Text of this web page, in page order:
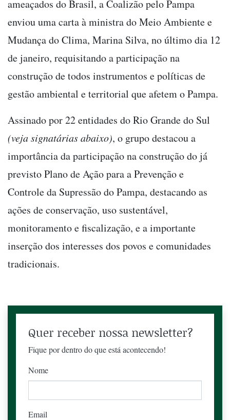
ameaçados do Brasil, a Coalizão pelo Pampa
enviou uma carta à ministra do Meio Ambiente e
Mudança do Clima, Marina Silva, no último dia 12
de janeiro, requisitando a participação na
construção de todos instrumentos e políticas de
gestão ambiental e territorial que afetem o Pampa.
Assinado por 22 entidades do Rio Grande do Sul
(veja signatárias abaixo), o grupo destacou a
importância da participação na construção do já
previsto Plano de Ação para a Prevenção e
Controle da Supressão do Pampa, destacando as
ações de conservação, uso sustentável,
monitoramento e fiscalização, e a importante
inserção dos interesses dos povos e comunidades
tradicionais.
Quer receber nossa newsletter?
Fique por dentro do que está acontecendo!
Nome
Email